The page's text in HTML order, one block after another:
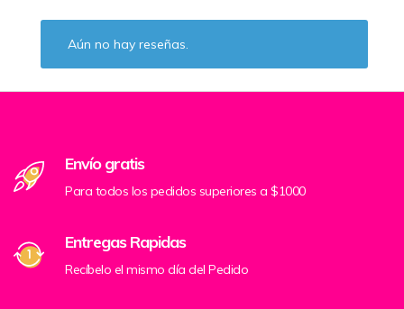
Aún no hay reseñas.
Envío gratis
Para todos los pedidos superiores a $1000
Entregas Rapidas
Recíbelo el mismo día del Pedido